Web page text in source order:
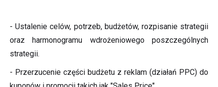
- Ustalenie celów, potrzeb, budżetów, rozpisanie strategii
oraz harmonogramu wdrożeniowego poszczególnych
strategii.
- Przerzucenie części budżetu z reklam (działań PPC) do